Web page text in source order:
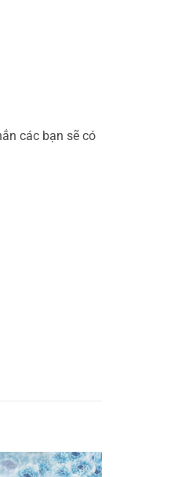
các bạn sẽ có